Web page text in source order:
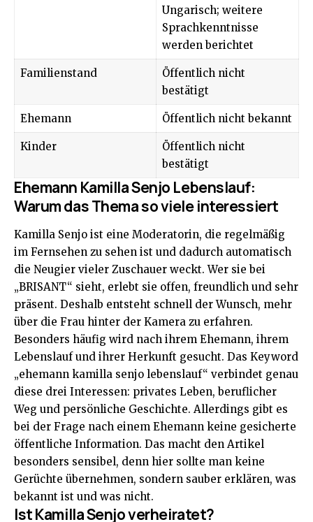
Ungarisch; weitere
Sprachkenntnisse
werden berichtet
Familienstand
Öffentlich nicht
bestätigt
Ehemann Öffentlich nicht bekannt
Kinder
Öffentlich nicht
bestätigt
Ehemann Kamilla Senjo Lebenslauf:
Warum das Thema so viele interessiert
Kamilla Senjo ist eine Moderatorin, die regelmäßig
im Fernsehen zu sehen ist und dadurch automatisch
die Neugier vieler Zuschauer weckt. Wer sie bei
„BRISANT“ sieht, erlebt sie offen, freundlich und sehr
präsent. Deshalb entsteht schnell der Wunsch, mehr
über die Frau hinter der Kamera zu erfahren.
Besonders häufig wird nach ihrem Ehemann, ihrem
Lebenslauf und ihrer Herkunft gesucht. Das Keyword
„ehemann kamilla senjo lebenslauf“ verbindet genau
diese drei Interessen: privates Leben, beruflicher
Weg und persönliche Geschichte. Allerdings gibt es
bei der Frage nach einem Ehemann keine gesicherte
öffentliche Information. Das macht den Artikel
besonders sensibel, denn hier sollte man keine
Gerüchte übernehmen, sondern sauber erklären, was
bekannt ist und was nicht.
Ist Kamilla Senjo verheiratet?